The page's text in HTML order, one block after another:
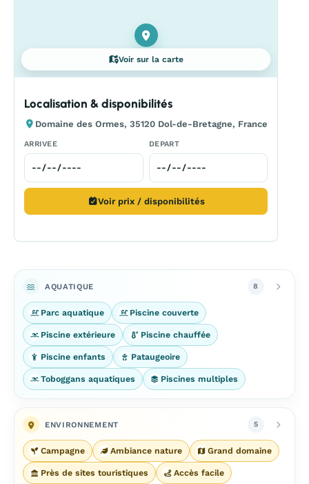
Voir sur la carte
Localisation & disponibilités
Domaine des Ormes, 35120 Dol-de-Bretagne, France
ARRIVEE DEPART
Voir prix / disponibilités
AQUATIQUE 8
Parc aquatique Piscine couverte
Piscine extérieure Piscine chauffée
Piscine enfants Pataugeoire
Toboggans aquatiques Piscines multiples
ENVIRONNEMENT 5
Campagne Ambiance nature Grand domaine
Près de sites touristiques Accès facile